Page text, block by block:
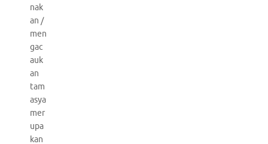
nak
an /
men
gac
auk
an
tam
asya
mer
upa
kan